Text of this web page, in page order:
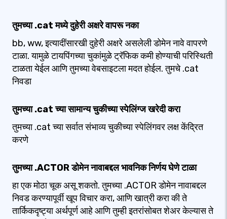
तुमच्या .cat मध्ये दुहेरी अक्षरे वापरू नका
bb, ww, इत्यादींसारखी दुहेरी अक्षरे असलेली डोमेन नावे वापरणे
टाळा. यामुळे टायपिंगच्या चुकांमुळे ट्रॅफिक कमी होण्याची परिस्थिती
टाळता येईल आणि तुमच्या वेबसाइटला मदत होईल. तुमचे .cat
निवडा
तुमच्या .cat च्या सामान्य चुकीच्या स्पेलिंग्ज खरेदी करा
तुमच्या .cat च्या सर्वात संभाव्य चुकीच्या स्पेलिंगवर लक्ष केंद्रित
करणे
तुमच्या .ACTOR डोमेन नावाबद्दल भावनिक निर्णय घेणे टाळा
हा एक मोठा चूक असू शकतो. तुमच्या .ACTOR डोमेन नावाबद्दल
निवड करण्यापूर्वी खूप विचार करा, आणि खात्री करा की ते
तार्किकदृष्ट्या अर्थपूर्ण आहे आणि तुम्ही इतरांसोबत शेअर केल्यास ते